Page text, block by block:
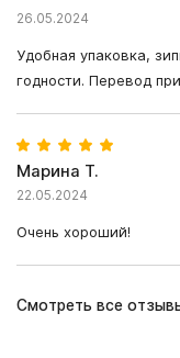
26.05.2024
Удобная упаковка,
годности. Перевод
Марина Т.
22.05.2024
Очень хороший!
Смотреть все